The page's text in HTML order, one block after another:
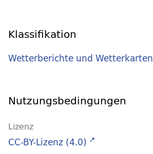
Klassifikation
Wetterberichte und Wetterkarten
Nutzungsbedingungen
Lizenz
CC-BY-Lizenz (4.0)